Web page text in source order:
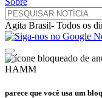
Agita Brasil- Todos os
HAMM
parece que você usa um